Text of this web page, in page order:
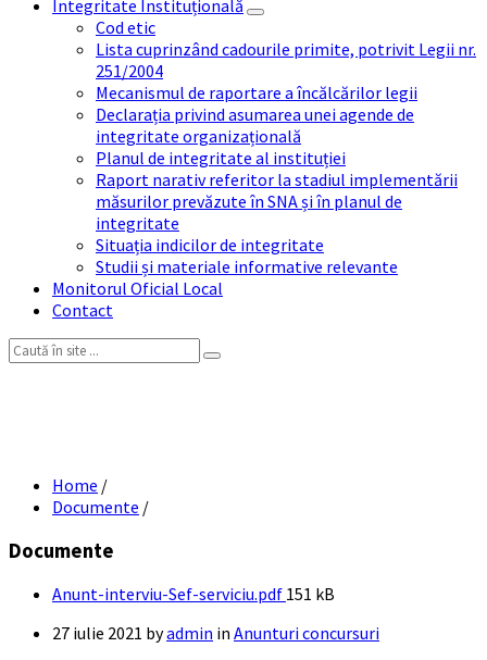
Integritate Instituțională
Cod etic
Lista cuprinzând cadourile primite, potrivit Legii nr.
251/2004
Mecanismul de raportare a încălcărilor legii
Declarația privind asumarea unei agende de
integritate organizațională
Planul de integritate al instituției
Raport narativ referitor la stadiul implementării
măsurilor prevăzute în SNA și în planul de
integritate
Situația indicilor de integritate
Studii și materiale informative relevante
Monitorul Oficial Local
Contact
Search:
Home /
Documente /
Documente
Anunt-interviu-Sef-serviciu.pdf File
151 kB
27 iulie 2021 byadmin in Anunturi concursuri